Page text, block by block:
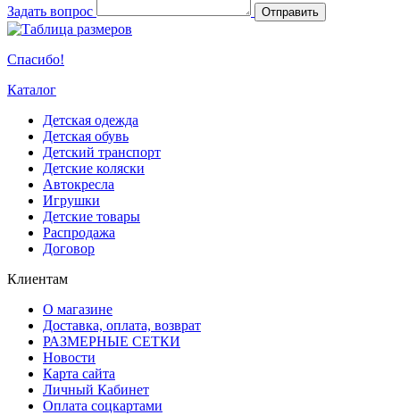
Задать вопрос Отправить
Спасибо!
Каталог
Детская одежда
Детская обувь
Детский транспорт
Детские коляски
Автокресла
Игрушки
Детские товары
Распродажа
Договор
Клиентам
О магазине
Доставка, оплата, возврат
РАЗМЕРНЫЕ СЕТКИ
Новости
Карта сайта
Личный Кабинет
Оплата соцкартами